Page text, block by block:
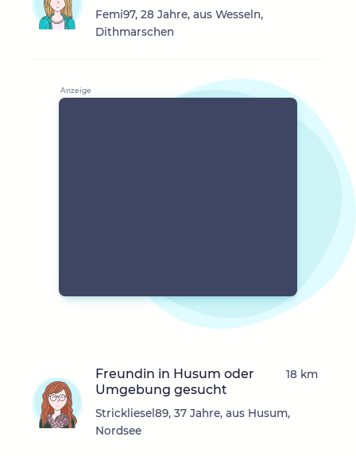
Femi97, 28 Jahre, aus Wesseln,
Dithmarschen
Freundin in Husum oder
Umgebung gesucht
Strickliesel89, 37 Jahre, aus Husum,
Nordsee
18 km